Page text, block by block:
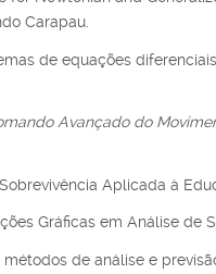
Carapau.
de equações
Avançado do
Sobrevivência Aplicada à
Gráficas em Análise de
de análise e